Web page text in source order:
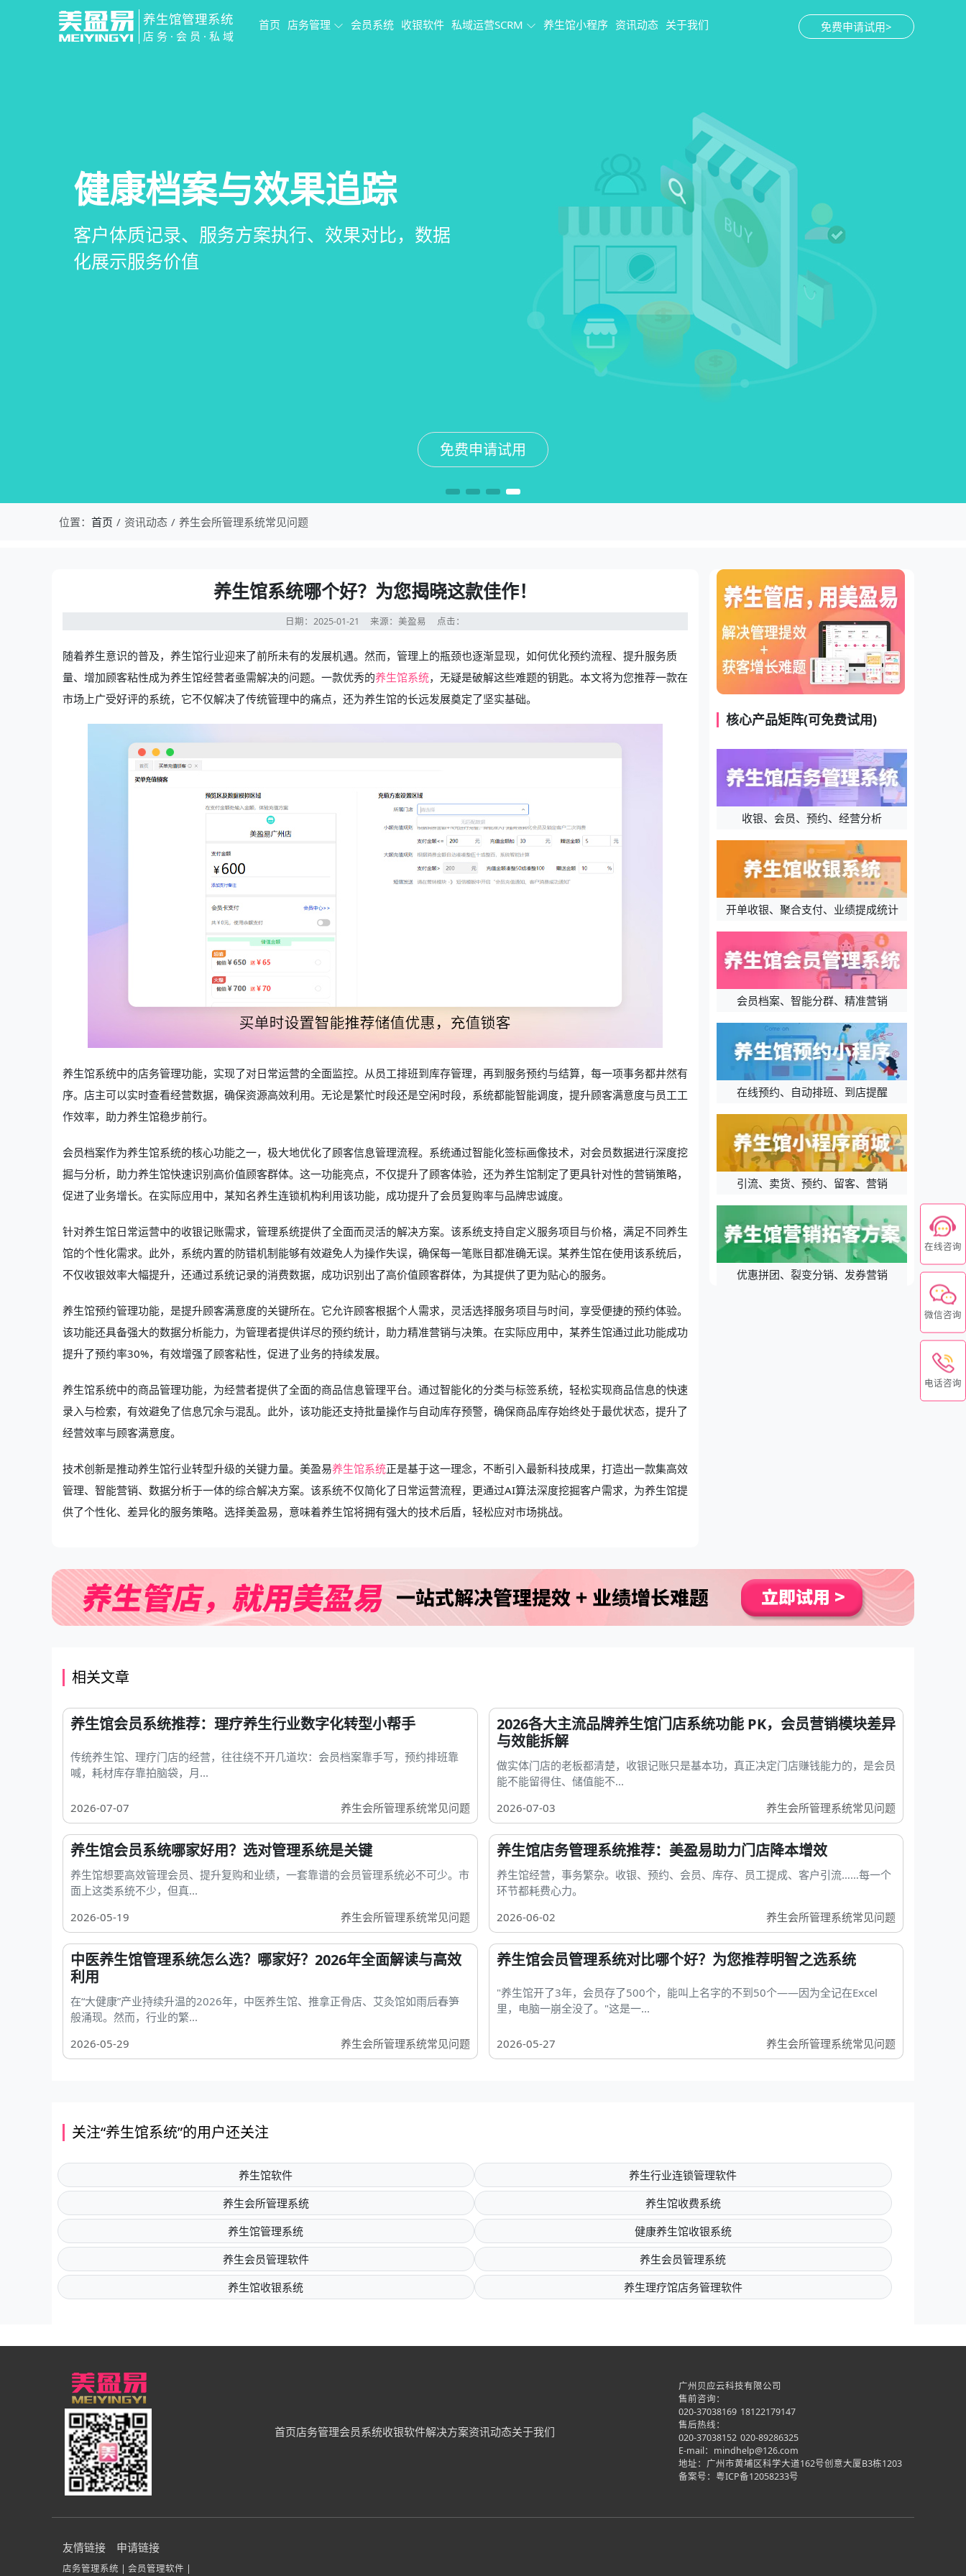
养生馆管理系统
店务·会员·私域
免费申请试用>
首页 店务管理 会员系统 收银软件 私域运营SCRM 养生馆小程序 资讯动态 关于我们
智慧养生馆管理系统
一站式解决养生馆预约、服务、会员、财务、营
销全流程数字化管理
免费申请试用
会员营销&锁客
会员积分、套餐定制、精准营销、客户关怀，提
升复购率与客单价
免费申请试用
预约与工位管理
在线预约、智能排班、技师调度、房间/床位状态
一目了然，提升资源利用率
免费申请试用
健康档案与效果追踪
客户体质记录、服务方案执行、效果对比，数据
化展示服务价值
免费申请试用
位置： 首页 资讯动态 养生会所管理系统常见问题
养生馆系统哪个好？为您揭晓这款佳作！
日期：2025-01-21 来源：美盈易 点击：
随着养生意识的普及，养生馆行业迎来了前所未有的发展机遇。然而，管理上的瓶颈也逐渐显现，如何优化预约流程、提升服务质
量、增加顾客粘性成为养生馆经营者亟需解决的问题。一款优秀的养生馆系统，无疑是破解这些难题的钥匙。本文将为您推荐一款在
市场上广受好评的系统，它不仅解决了传统管理中的痛点，还为养生馆的长远发展奠定了坚实基础。
养生馆系统中的店务管理功能，实现了对日常运营的全面监控。从员工排班到库存管理，再到服务预约与结算，每一项事务都井然有
序。店主可以实时查看经营数据，确保资源高效利用。无论是繁忙时段还是空闲时段，系统都能智能调度，提升顾客满意度与员工工
作效率，助力养生馆稳步前行。
会员档案作为养生馆系统的核心功能之一，极大地优化了顾客信息管理流程。系统通过智能化签标画像技术，对会员数据进行深度挖
掘与分析，助力养生馆快速识别高价值顾客群体。这一功能亮点，不仅提升了顾客体验，还为养生馆制定了更具针对性的营销策略，
促进了业务增长。在实际应用中，某知名养生连锁机构利用该功能，成功提升了会员复购率与品牌忠诚度。
针对养生馆日常运营中的收银记账需求，管理系统提供了全面而灵活的解决方案。该系统支持自定义服务项目与价格，满足不同养生
馆的个性化需求。此外，系统内置的防错机制能够有效避免人为操作失误，确保每一笔账目都准确无误。某养生馆在使用该系统后，
不仅收银效率大幅提升，还通过系统记录的消费数据，成功识别出了高价值顾客群体，为其提供了更为贴心的服务。
养生馆预约管理功能，是提升顾客满意度的关键所在。它允许顾客根据个人需求，灵活选择服务项目与时间，享受便捷的预约体验。
该功能还具备强大的数据分析能力，为管理者提供详尽的预约统计，助力精准营销与决策。在实际应用中，某养生馆通过此功能成功
提升了预约率30%，有效增强了顾客粘性，促进了业务的持续发展。
养生馆系统中的商品管理功能，为经营者提供了全面的商品信息管理平台。通过智能化的分类与标签系统，轻松实现商品信息的快速
录入与检索，有效避免了信息冗余与混乱。此外，该功能还支持批量操作与自动库存预警，确保商品库存始终处于最优状态，提升了
经营效率与顾客满意度。
技术创新是推动养生馆行业转型升级的关键力量。美盈易养生馆系统正是基于这一理念，不断引入最新科技成果，打造出一款集高效
管理、智能营销、数据分析于一体的综合解决方案。该系统不仅简化了日常运营流程，更通过AI算法深度挖掘客户需求，为养生馆提
供了个性化、差异化的服务策略。选择美盈易，意味着养生馆将拥有强大的技术后盾，轻松应对市场挑战。
核心产品矩阵(可免费试用)
收银、会员、预约、经营分析
开单收银、聚合支付、业绩提成统计
会员档案、智能分群、精准营销
在线预约、自动排班、到店提醒
引流、卖货、预约、留客、营销
优惠拼团、裂变分销、发券营销
相关文章
养生馆会员系统推荐：理疗养生行业数字化转型小帮手
传统养生馆、理疗门店的经营，往往绕不开几道坎：会员档案靠手写，预约排班靠
喊，耗材库存靠拍脑袋，月...
2026-07-07 养生会所管理系统常见问题
2026各大主流品牌养生馆门店系统功能 PK，会员营销模块差异
与效能拆解
做实体门店的老板都清楚，收银记账只是基本功，真正决定门店赚钱能力的，是会员
能不能留得住、储值能不...
2026-07-03
养生会所管理系统常见问题
养生馆会员系统哪家好用？选对管理系统是关键
养生馆想要高效管理会员、提升复购和业绩，一套靠谱的会员管理系统必不可少。市
面上这类系统不少，但真...
2026-05-19
养生会所管理系统常见问题
养生馆店务管理系统推荐：美盈易助力门店降本增效
养生馆经营，事务繁杂。收银、预约、会员、库存、员工提成、客户引流……每一个
环节都耗费心力。
2026-06-02
养生会所管理系统常见问题
中医养生馆管理系统怎么选？哪家好？2026年全面解读与高效
利用
在“大健康”产业持续升温的2026年，中医养生馆、推拿正骨店、艾灸馆如雨后春笋
般涌现。然而，行业的繁...
2026-05-29
养生会所管理系统常见问题
养生馆会员管理系统对比哪个好？为您推荐明智之选系统
"养生馆开了3年，会员存了500个，能叫上名字的不到50个——因为全记在Excel
里，电脑一崩全没了。"这是一...
2026-05-27 养生会所管理系统常见问题
关注“养生馆系统”的用户还关注
养生馆软件
养生行业连锁管理软件
养生会所管理系统
养生馆收费系统
养生馆管理系统
健康养生馆收银系统
养生会员管理软件
养生会员管理系统
养生馆收银系统
养生理疗馆店务管理软件
首页店务管理会员系统收银软件解决方案资讯动态关于我们
广州贝应云科技有限公司
售前咨询：
020-37038169 18122179147
售后热线：
020-37038152 020-89286325
E-mail：mindhelp@126.com
地址：广州市黄埔区科学大道162号创意大厦B3栋1203
备案号： 粤ICP备12058233号
友情链接 申请链接
店务管理系统 | 会员管理软件 |
在线咨询
微信咨询
电话咨询